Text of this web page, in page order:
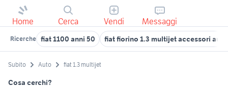
Home Cerca Vendi Messaggi
Ricerche fiat 1100 anni 50 fiat fiorino 1.3 multijet accessori auto
Subito Auto fiat 1.3 multijet
Cosa cerchi?